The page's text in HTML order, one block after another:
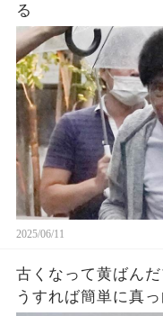
る
2025/06/11
古くなって黄ばん
うすれば簡単に真っ